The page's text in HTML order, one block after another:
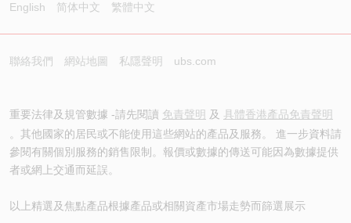
English 简体中文 繁體中文
聯絡我們 網站地圖 私隱聲明 ubs.com
重要法律及規管數據 -請先閱讀 免責聲明 及 具體香港產品免責聲明
。其他國家的居民或不能使用這些網站的產品及服務。 進一步資料請
參閱有關個別服務的銷售限制。報價或數據的傳送可能因為數據提供
者或網上交通而延誤。
以上精選及焦點產品根據產品或相關資產市場走勢而篩選展示